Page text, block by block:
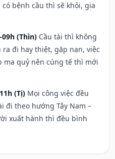
bệnh cầu thì sẽ khỏi, gia
(Thìn) Cầu tài thì không
đi hay thiệt, gặp nạn, việc
quỷ nên cúng tế thì mới
(Tị) Mọi công việc đều
đi theo hướng Tây Nam –
xuất hành thì đều bình